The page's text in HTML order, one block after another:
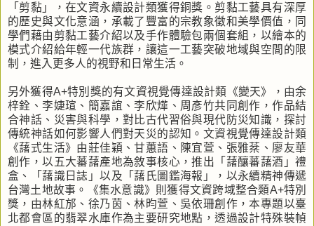
「剪黏」，在文資永續設計類獲得銅獎。剪黏工藝具有深厚
的歷史與文化意涵，承載了豐富的宗教象徵和美學價值，同
學們藉由剪黏工藝介紹以及手作體驗包兩個套組，以繪本的
模式介紹給年輕一代族群，讓這一工藝突破地域與空間的限
制，進入更多人的視野和日常生活。
另外獲得A+特別獎的有文資視覺傳達設計類《變天》，由余
梓銓、李婕瑄、簡嘉誼、李欣燁、周彥竹共同創作，作品結
合神話、災害與科學，對比古代習俗與現代防災知識，探討
傳統神話如何影響人們對天災的認知。文資視覺傳達設計類
《藷式生活》由莊佳穎、甘蕙語、陳宜萱、張雅棻、廖友華
創作，以五大蕃藷產地為敘事核心，推出「藷釀蕃藷酒」禮
盒、「藷識日誌」以及「藷氏圖鑑海報」，以永續精神傳遞
台灣土地故事。《集水意識》則獲得文資跨域整合類A+特別
獎，由林紅邡、徐乃茵、林昀萱、吳依珊創作，本專題以臺
北都會區的翡翠水庫作為主要研究地點，透過設計特殊裝幀